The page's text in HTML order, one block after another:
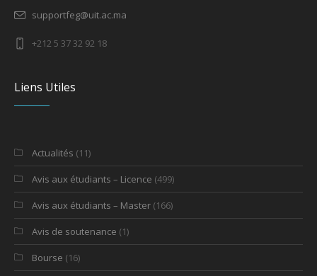
supportfeg@uit.ac.ma
+212 5 37 32 92 18
Liens Utiles
Actualités (11)
Avis aux étudiants – Licence (499)
Avis aux étudiants – Master (166)
Avis de soutenance (1)
Bourse (16)